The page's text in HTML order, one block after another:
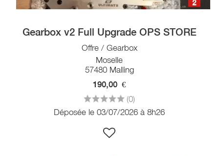
2
Gearbox v2 Full Upgrade OPS STORE
Offre / Gearbox
Moselle
57480 Malling
190,00 €
(0)
Déposée le 03/07/2026 à 8h26